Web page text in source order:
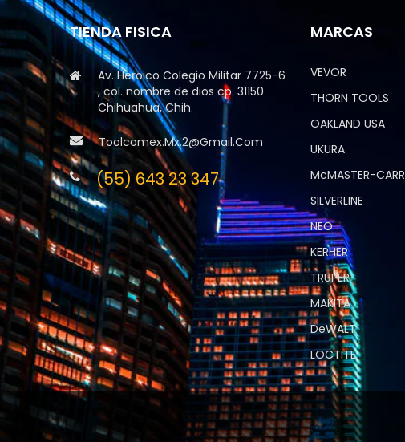
TIENDA FISICA
Av. Heroico Colegio Militar 7725-6
, col. nombre de dios cp. 31150
Chihuahua, Chih.
Toolcomex.mx.2@gmail.com
(55) 643 23 347
MARCAS
VEVOR
THORN TOOLS
OAKLAND USA
UKURA
McMASTER-CARR
SILVERLINE
NEO
KERHER
TRUPER
MAKITA
DeWALT
LOCTITE